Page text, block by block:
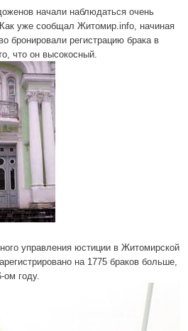
начали наблюдаться очень
уже сообщал Житомир.info, начиная
бронировали регистрацию брака в
что он высокосный.
управления юстиции в Житомирской
на 1775 браков больше,
ом году.